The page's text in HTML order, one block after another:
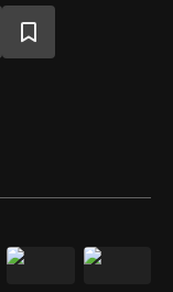
, 함께한 시간도 살
쇼.